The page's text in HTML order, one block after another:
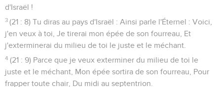
d'Israël !
3 (21 : 8) Tu diras au pays d'Israël : Ainsi parle l'Éternel : Voici,
j'en veux à toi, Je tirerai mon épée de son fourreau, Et
j'exterminerai du milieu de toi le juste et le méchant.
4 (21 : 9) Parce que je veux exterminer du milieu de toi le
juste et le méchant, Mon épée sortira de son fourreau, Pour
frapper toute chair, Du midi au septentrion.